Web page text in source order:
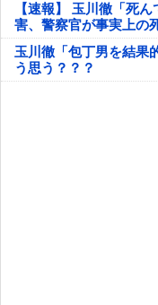
【速報】 玉川徹「死
害、警察官が事実上の
玉川徹「包丁男を結果
う思う？？？